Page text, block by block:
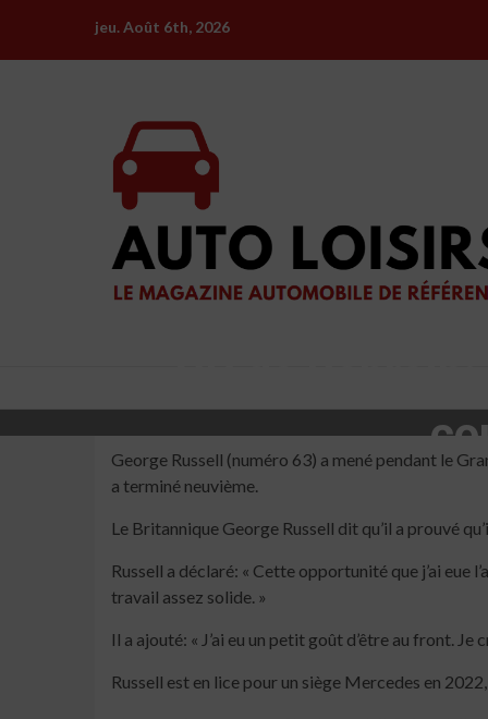
content
jeu. Août 6th, 2026
George Russell (numéro 63) a mené pendant le
a terminé neuvième.
Le Britannique George Russell dit qu’il a prouvé
Russell a déclaré: « Cette opportunité que j’ai eue
travail assez solide. »
Il a ajouté: « J’ai eu un petit goût d’être au front. Je
Russell est en lice pour un siège Mercedes en